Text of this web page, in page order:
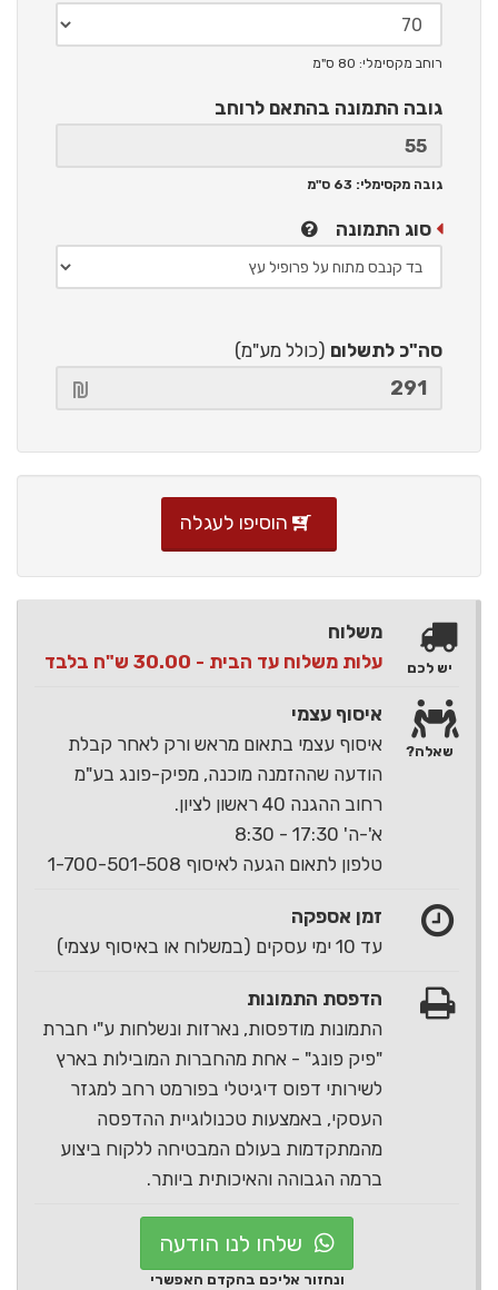
רוחב מקסימלי: 80 ס"מ
גובה התמונה בהתאם לרוחב
גובה מקסימלי: 63 ס"מ
סוג התמונה
סה"כ לתשלום (כולל מע"מ)
הוסיפו לעגלה
משלוח
עלות משלוח עד הבית - 30.00 ש"ח בלבד
איסוף עצמי
איסוף עצמי בתאום מראש ורק לאחר קבלת
הודעה שההזמנה מוכנה, מפיק-פונג בע"מ
רחוב ההגנה 40 ראשון לציון.
א'-ה' 17:30 - 8:30
טלפון לתאום הגעה לאיסוף 1-700-501-508
זמן אספקה
עד 10 ימי עסקים (במשלוח או באיסוף עצמי)
הדפסת התמונות
התמונות מודפסות, נארזות ונשלחות ע"י חברת
"פיק פונג" - אחת מהחברות המובילות בארץ
לשירותי דפוס דיגיטלי בפורמט רחב למגזר
העסקי, באמצעות טכנולוגיית ההדפסה
מהמתקדמות בעולם המבטיחה ללקוח ביצוע
ברמה הגבוהה והאיכותית ביותר.
יש לכם
שאלה?
שלחו לנו הודעה
ונחזור אליכם בהקדם האפשרי